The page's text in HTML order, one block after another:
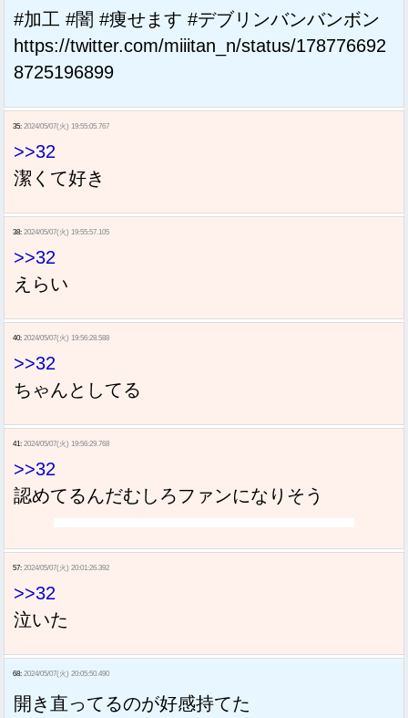
#加工 #闇 #痩せます #デブリンバンバンボン
https://twitter.com/miiitan_n/status/178776692
8725196899
35: 2024/05/07(火) 19:55:05.767
>>32
潔くて好き
38: 2024/05/07(火) 19:55:57.105
>>32
えらい
40: 2024/05/07(火) 19:56:28.588
>>32
ちゃんとしてる
41: 2024/05/07(火) 19:56:29.768
>>32
認めてるんだむしろファンになりそう
57: 2024/05/07(火) 20:01:26.392
>>32
泣いた
68: 2024/05/07(火) 20:05:50.490
開き直ってるのが好感持てた